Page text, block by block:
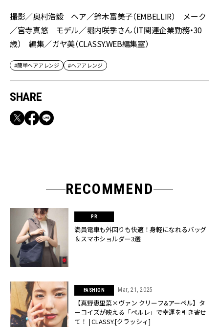
撮影／奥村浩毅 ヘア／鈴木富美子（EMBELLIR） メーク
／宮寺真悠 モデル／堀内咲季さん（IT関連企業勤務・30
歳） 編集／ガヤ美（CLASSY.WEB編集室）
#簡単ヘアアレンジ #ヘアアレンジ
SHARE
RECOMMEND
満員電車も外回りも快適！身軽になれるバッグ
＆スマホショルダー3選
FASHION Mar, 21, 2025
【真野恵里菜×ヴァン クリーフ&アーペル】タ
ーコイズが映える「ペルレ」で幸運を引き寄せ
て！ | CLASSY.[クラッシィ]